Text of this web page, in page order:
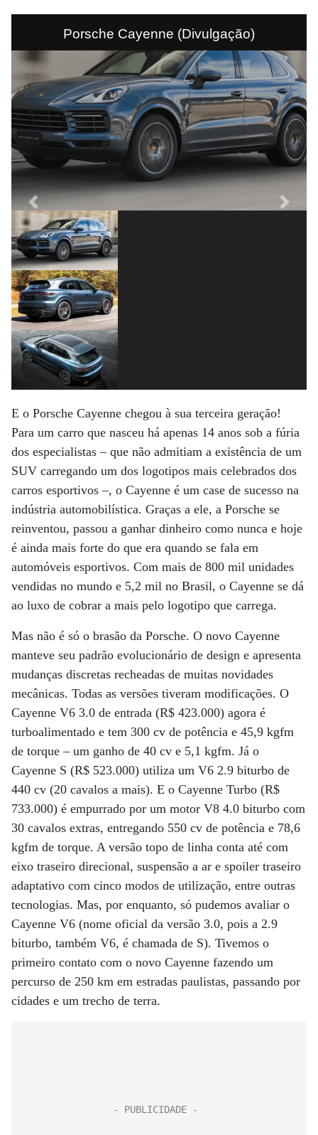
Porsche Cayenne (Divulgação)
Previous Next
E o Porsche Cayenne chegou à sua terceira geração!
Para um carro que nasceu há apenas 14 anos sob a fúria
dos especialistas – que não admitiam a existência de um
SUV carregando um dos logotipos mais celebrados dos
carros esportivos –, o Cayenne é um case de sucesso na
indústria automobilística. Graças a ele, a Porsche se
reinventou, passou a ganhar dinheiro como nunca e hoje
é ainda mais forte do que era quando se fala em
automóveis esportivos. Com mais de 800 mil unidades
vendidas no mundo e 5,2 mil no Brasil, o Cayenne se dá
ao luxo de cobrar a mais pelo logotipo que carrega.
Mas não é só o brasão da Porsche. O novo Cayenne
manteve seu padrão evolucionário de design e apresenta
mudanças discretas recheadas de muitas novidades
mecânicas. Todas as versões tiveram modificações. O
Cayenne V6 3.0 de entrada (R$ 423.000) agora é
turboalimentado e tem 300 cv de potência e 45,9 kgfm
de torque – um ganho de 40 cv e 5,1 kgfm. Já o
Cayenne S (R$ 523.000) utiliza um V6 2.9 biturbo de
440 cv (20 cavalos a mais). E o Cayenne Turbo (R$
733.000) é empurrado por um motor V8 4.0 biturbo com
30 cavalos extras, entregando 550 cv de potência e 78,6
kgfm de torque. A versão topo de linha conta até com
eixo traseiro direcional, suspensão a ar e spoiler traseiro
adaptativo com cinco modos de utilização, entre outras
tecnologias. Mas, por enquanto, só pudemos avaliar o
Cayenne V6 (nome oficial da versão 3.0, pois a 2.9
biturbo, também V6, é chamada de S). Tivemos o
primeiro contato com o novo Cayenne fazendo um
percurso de 250 km em estradas paulistas, passando por
cidades e um trecho de terra.